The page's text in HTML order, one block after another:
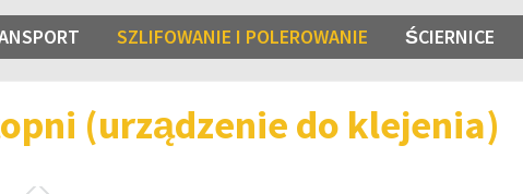
SZLIFOWANIE I POLEROWANIE ŚCIERNICE
(urządzenie do klejenia)